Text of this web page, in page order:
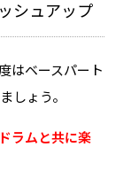
シュアップ
はベースパート
しょう。
ラムと共に楽